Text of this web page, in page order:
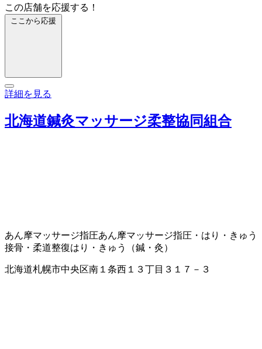
この店舗を応援する！
ここから応援
詳細を見る
北海道鍼灸マッサージ柔整協同組合
あん摩マッサージ指圧あん摩マッサージ指圧・はり・きゅう
接骨・柔道整復はり・きゅう（鍼・灸）
北海道札幌市中央区南１条西１３丁目３１７－３